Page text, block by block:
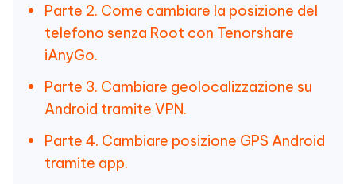
Parte 2. Come cambiare la posizione del
telefono senza Root con Tenorshare
iAnyGo.
Parte 3. Cambiare geolocalizzazione su
Android tramite VPN.
Parte 4. Cambiare posizione GPS Android
tramite app.